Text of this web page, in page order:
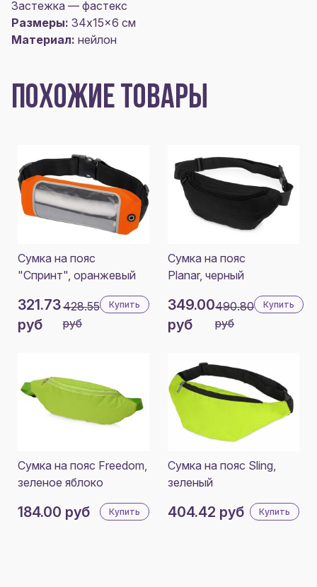
Застежка — фастекс
Размеры: 34x15x6 см
Материал: нейлон
ПОХОЖИЕ ТОВАРЫ
Сумка на пояс
"Спринт", оранжевый
321.73
руб
428.55
руб
Купить
Сумка на пояс
Planar, черный
349.00
руб
490.80
руб
Купить
Сумка на пояс Freedom,
зеленое яблоко
184.00 руб Купить
Сумка на пояс Sling,
зеленый
404.42 руб Купить